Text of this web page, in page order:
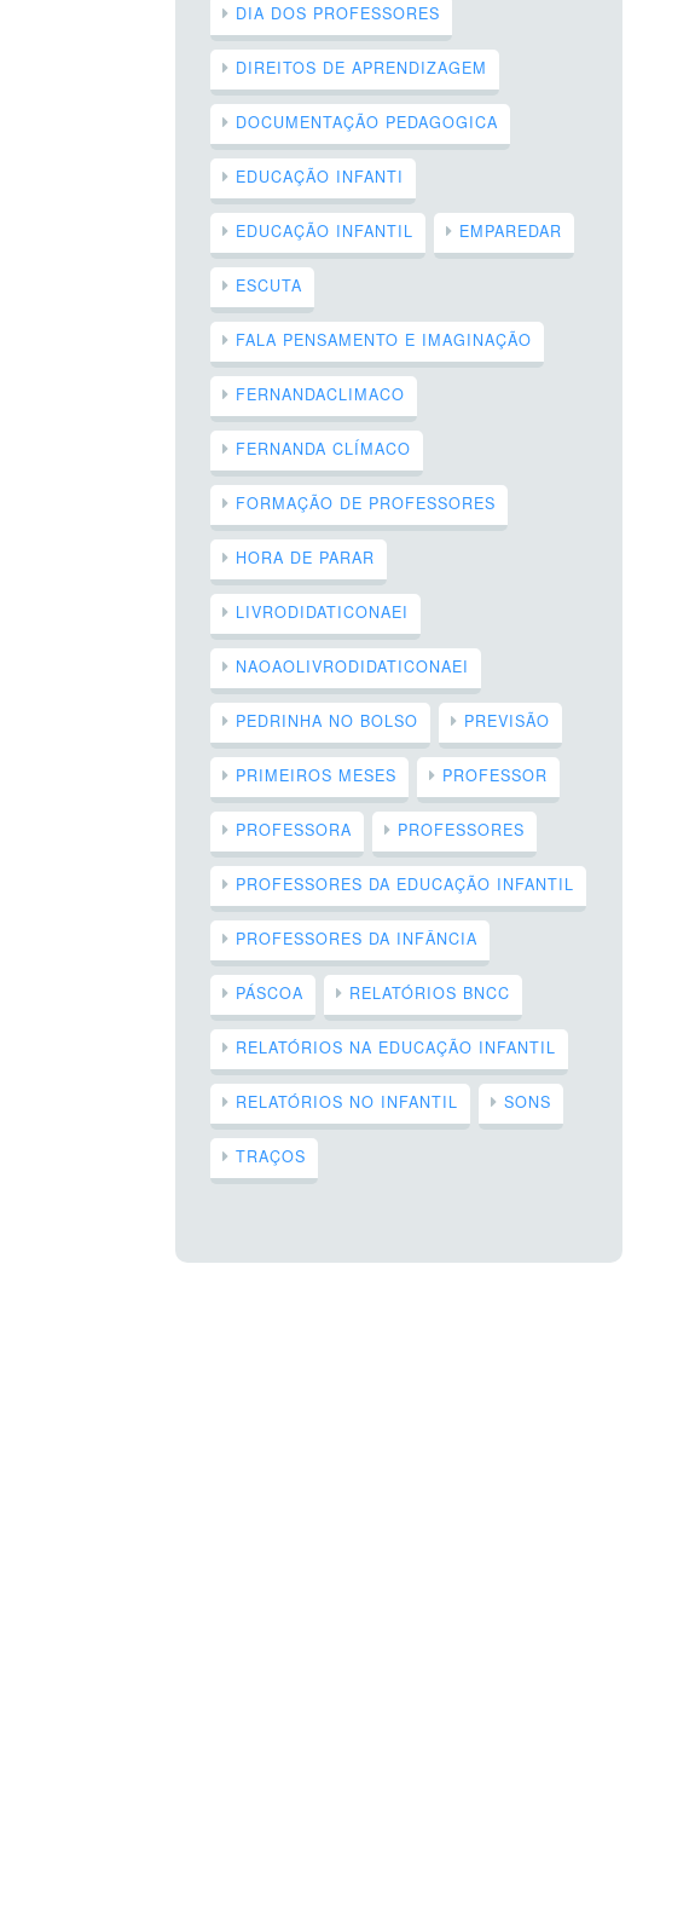
DIA DOS PROFESSORES
DIREITOS DE APRENDIZAGEM
DOCUMENTAÇÃO PEDAGOGICA
EDUCAÇÃO INFANTI
EDUCAÇÃO INFANTIL EMPAREDAR
ESCUTA
FALA PENSAMENTO E IMAGINAÇÃO
FERNANDACLIMACO
FERNANDA CLÍMACO
FORMAÇÃO DE PROFESSORES
HORA DE PARAR
LIVRODIDATICONAEI
NAOAOLIVRODIDATICONAEI
PEDRINHA NO BOLSO PREVISÃO
PRIMEIROS MESES PROFESSOR
PROFESSORA PROFESSORES
PROFESSORES DA EDUCAÇÃO INFANTIL
PROFESSORES DA INFÂNCIA
PÁSCOA RELATÓRIOS BNCC
RELATÓRIOS NA EDUCAÇÃO INFANTIL
RELATÓRIOS NO INFANTIL SONS
TRAÇOS